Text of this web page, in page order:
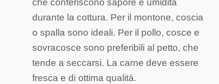
che conferiscono sapore e umidità
durante la cottura. Per il montone, coscia
o spalla sono ideali. Per il pollo, cosce e
sovracosce sono preferibili al petto, che
tende a seccarsi. La carne deve essere
fresca e di ottima qualità.